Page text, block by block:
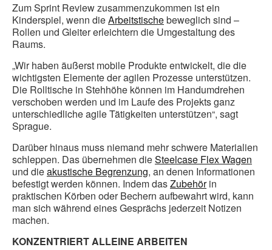
Zum Sprint Review zusammenzukommen ist ein
Kinderspiel, wenn dieArbeitstischebeweglich sind –
Rollen und Gleiter erleichtern die Umgestaltung des
Raums.
„Wir haben äußerst mobile Produkte entwickelt, die die
wichtigsten Elemente der agilen Prozesse unterstützen.
Die Rolltische in Stehhöhe können im Handumdrehen
verschoben werden und im Laufe des Projekts ganz
unterschiedliche agile Tätigkeiten unterstützen“, sagt
Sprague.
Darüber hinaus muss niemand mehr schwere Materialien
schleppen. Das übernehmen dieSteelcase Flex Wagen
und dieakustische Begrenzung, an denen Informationen
befestigt werden können. Indem dasZubehörin
praktischen Körben oder Bechern aufbewahrt wird, kann
man sich während eines Gesprächs jederzeit Notizen
machen.
KONZENTRIERT ALLEINE ARBEITEN